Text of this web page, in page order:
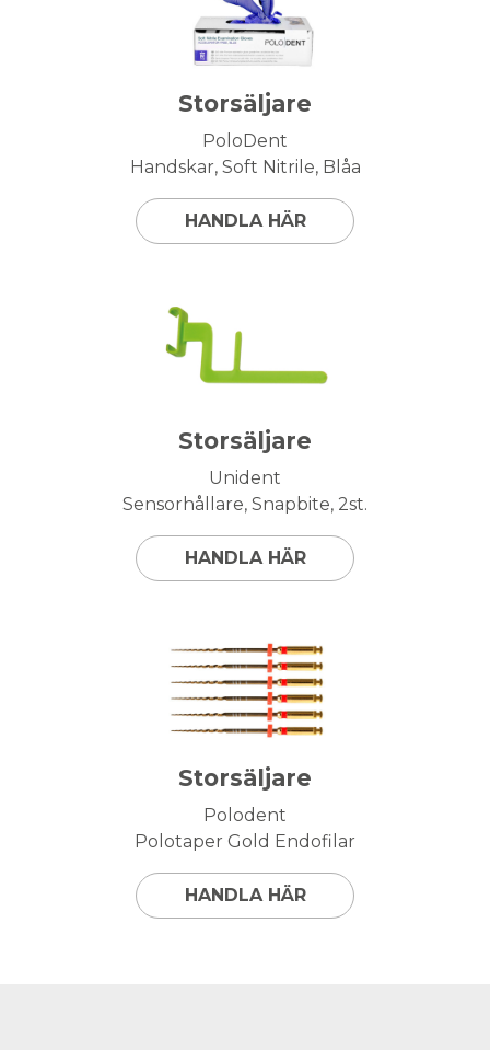
Storsäljare
PoloDent
Handskar, Soft Nitrile, Blåa
HANDLA HÄR
Storsäljare
Unident
Sensorhållare, Snapbite, 2st.
HANDLA HÄR
Storsäljare
Polodent
Polotaper Gold Endofilar
HANDLA HÄR